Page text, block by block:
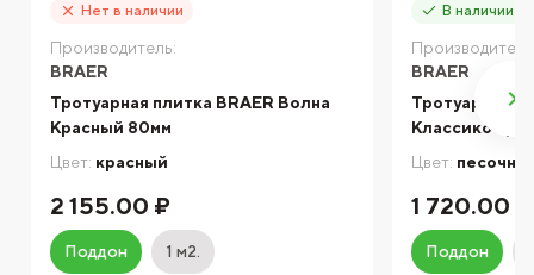
Нет в наличии
Производитель:
BRAER
Тротуарная плитка BRAER Волна
Красный 80мм
Цвет: красный
2 155.00 ₽
Поддон 1 м2.
В наличии
BRAER
Тротуарная
Классико
Цвет:
1 720.00 ₽
Поддон